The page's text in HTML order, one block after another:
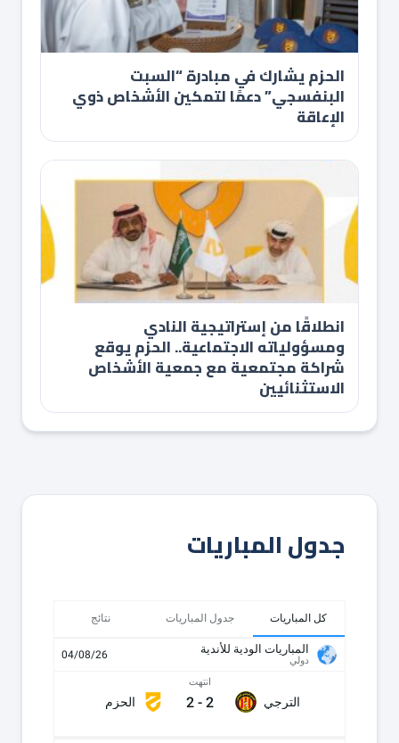
الحزم يشارك في مبادرة “السبت
البنفسجي” دعمًا لتمكين الأشخاص ذوي
الإعاقة
انطلاقًا من إستراتيجية النادي
ومسؤولياته الاجتماعية.. الحزم يوقع
شراكة مجتمعية مع جمعية الأشخاص
الاستثنائيين
جدول المباريات
كل المباريات جدول المباريات نتائج
المباريات الودية للأندية
دولي 04/08/26
الترجي
انتهت
2
-
2 الحزم